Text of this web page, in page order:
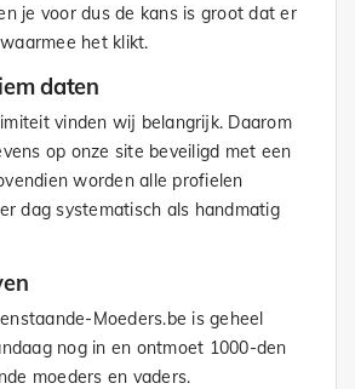
je voor dus de kans is groot dat er
het klikt.
daten
vinden wij belangrijk. Daarom
op onze site beveiligd met een
worden alle profielen
dag systematisch als handmatig
Moeders.be is geheel
nog in en ontmoet 1000-den
moeders en vaders.